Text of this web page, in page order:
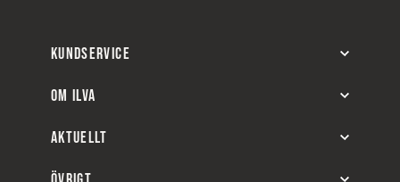
KUNDSERVICE
OM ILVA
AKTUELLT